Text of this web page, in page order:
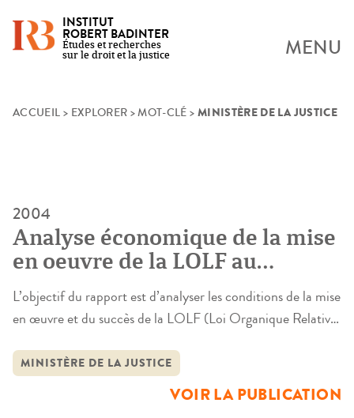
Skip
INSTITUT
ROBERT BADINTER
Études et recherches
sur le droit et la justice
MENU
ACCUEIL > EXPLORER >MOT-CLÉ > MINISTÈRE DE LA JUSTICE
2004
Analyse économique de la mise
en oeuvre de la LOLF au
ministère de la Justice
L’objectif du rapport est d’analyser les conditions de la mise
en œuvre et du succès de la LOLF (Loi Organique Relative
judiciaire, ainsi que son impact sur le fonctionnement, les
stratégies et les performances des producteurs de justice. Il
s’agit en d’autres termes d’étudier les […]
MINISTÈRE DE LA JUSTICE
VOIR LA PUBLICATION